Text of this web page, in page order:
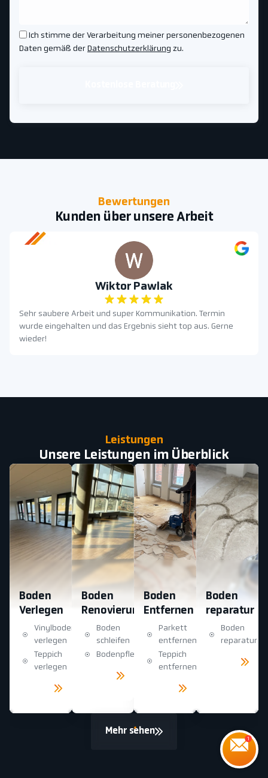
Ich stimme der Verarbeitung meiner personenbezogenen
Daten gemäß der Datenschutzerklärung zu.
Bewertungen
Kunden über unsere Arbeit
Wiktor Pawlak
Sehr saubere Arbeit und super Kommunikation. Termin
wurde eingehalten und das Ergebnis sieht top aus. Gerne
wieder!
Leistungen
Unsere Leistungen im Überblick
Boden
Verlegen
Vinylboden
verlegen
Teppich
verlegen
Boden
Renovierung
Boden
schleifen
Bodenpflege
Boden
Entfernen
Parkett
entfernen
Teppich
entfernen
Boden
reparatur
Boden
reparatur
Mehr sehen